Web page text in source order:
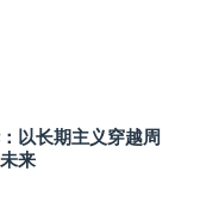
以长期主义穿越周
来